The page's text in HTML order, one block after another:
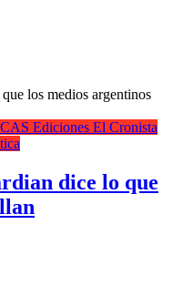
Ediciones El Cronista
dice lo que